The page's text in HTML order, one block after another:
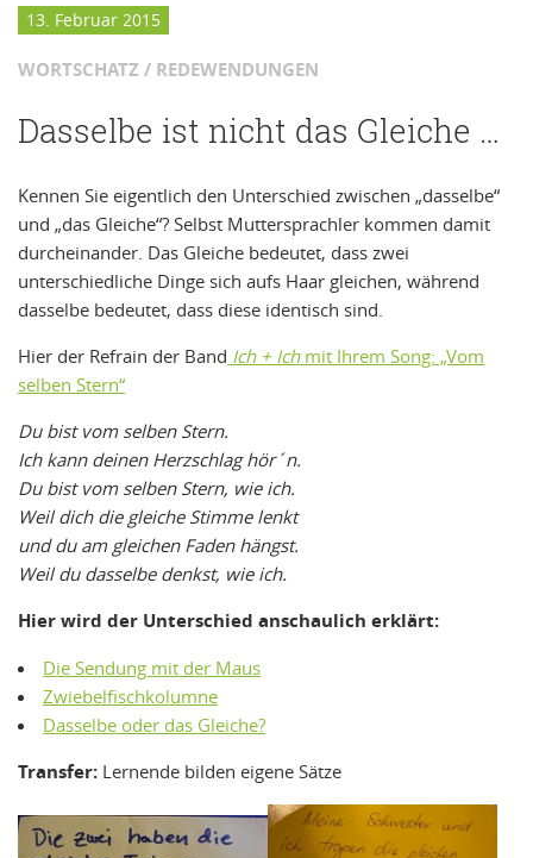
13. Februar 2015
WORTSCHATZ / REDEWENDUNGEN
Dasselbe ist nicht das Gleiche …
Kennen Sie eigentlich den Unterschied zwischen „dasselbe“
und „das Gleiche“? Selbst Muttersprachler kommen damit
durcheinander. Das Gleiche bedeutet, dass zwei
unterschiedliche Dinge sich aufs Haar gleichen, während
dasselbe bedeutet, dass diese identisch sind.
Hier der Refrain der Band Ich + Ich mit Ihrem Song: „Vom
selben Stern“
Du bist vom selben Stern.
Ich kann deinen Herzschlag hör´n.
Du bist vom selben Stern, wie ich.
Weil dich die gleiche Stimme lenkt
und du am gleichen Faden hängst.
Weil du dasselbe denkst, wie ich.
Hier wird der Unterschied anschaulich erklärt:
Die Sendung mit der Maus
Zwiebelfischkolumne
Dasselbe oder das Gleiche?
Transfer: Lernende bilden eigene Sätze